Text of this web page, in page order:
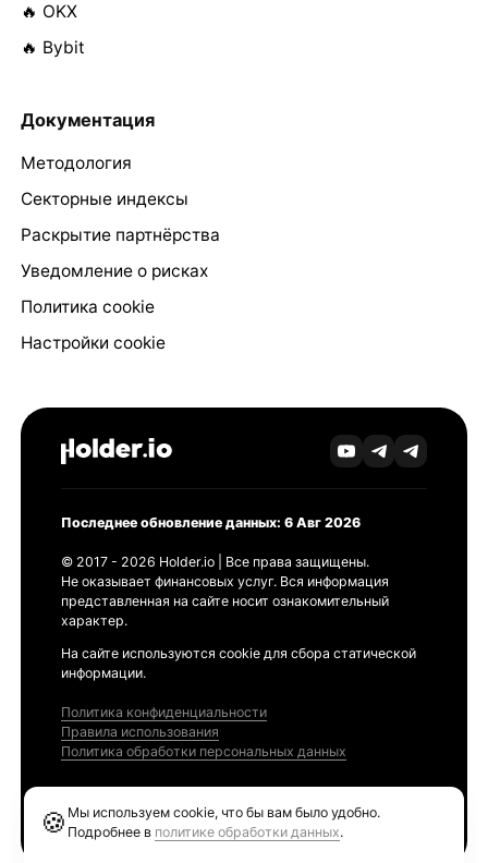
🔥 OKX
🔥 Bybit
Документация
Методология
Секторные индексы
Раскрытие партнёрства
Уведомление о рисках
Политика cookie
Настройки cookie
Последнее обновление данных: 6 Авг 2026
© 2017 - 2026 Holder.io | Все права защищены.
Не оказывает финансовых услуг. Вся информация
представленная на сайте носит ознакомительный
характер.
На сайте используются cookie для сбора статической
информации.
Политика конфиденциальности
Правила использования
Политика обработки персональных данных
🍪 Мы используем cookie, что бы вам было удобно.
Подробнее в политике обработки данных.
Ethereum GAS Tracker